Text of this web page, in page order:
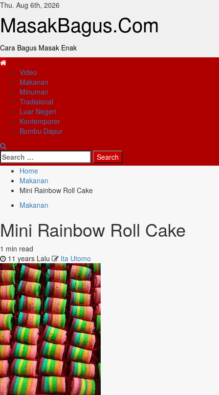
Skip
content
Thu. Aug 6th, 2026
MasakBagus.Com
Cara Bagus Masak Enak
Primary
Menu
Video
Makanan
Minuman
Tradisional
Luar Negeri
Kontemporer
Bumbu Dapur
Search
for:
Home
Makanan
Mini Rainbow Roll Cake
Makanan
Mini Rainbow Roll Cake
1 min read
11 years Lalu
Ita Utomo